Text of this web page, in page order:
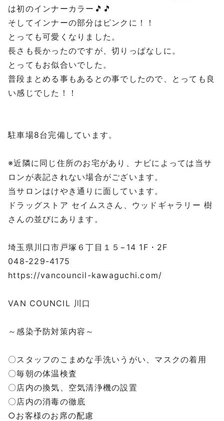
は初のインナーカラー🎵🎵
そしてインナーの部分はピンクに！！
とっても可愛くなりました。
長さも長かったのですが、切りっぱなしに。
とってもお似合いでした。
普段まとめる事もあるとの事でしたので、とっても良
い感じでした！！
駐車場8台完備しています。
※近隣に同じ住所のお宅があり、ナビによっては当サ
ロンが表記されない場合がございます。
当サロンはけやき通りに面しています。
ドラッグストア セイムスさん、ウッドギャラリー 樹
さんの並びにあります。
埼玉県川口市戸塚６丁目１５−14 1F・2F
048-229-4175
https://vancouncil-kawaguchi.com/
VAN COUNCIL 川口
～感染予防対策内容～
〇スタッフのこまめな手洗いうがい、マスクの着用
〇毎朝の体温検査
〇店内の換気、空気清浄機の設置
〇店内の消毒の徹底
○お客様のお席の配慮